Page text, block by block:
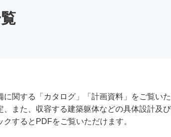
に関する「カタログ」「計画資料」をご覧いた
、また、収容する建築躯体などの具体設計及
クするとPDFをご覧いただけます。